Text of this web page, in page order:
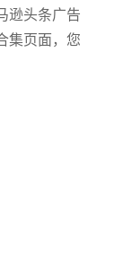
逊头条广告
集页面，您